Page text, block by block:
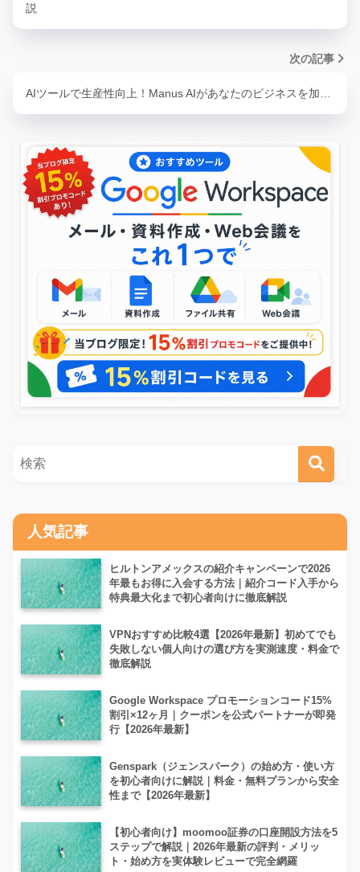
説
次の記事
AIツールで生産性向上！Manus AIがあなたのビジネスを加…
人気記事
ヒルトンアメックスの紹介キャンペーンで2026
年最もお得に入会する方法｜紹介コード入手から
特典最大化まで初心者向けに徹底解説
VPNおすすめ比較4選【2026年最新】初めてでも
失敗しない個人向けの選び方を実測速度・料金で
徹底解説
Google Workspace プロモーションコード15%
割引×12ヶ月｜クーポンを公式パートナーが即発
行【2026年最新】
Genspark（ジェンスパーク）の始め方・使い方
を初心者向けに解説｜料金・無料プランから安全
性まで【2026年最新】
【初心者向け】moomoo証券の口座開設方法を5
ステップで解説｜2026年最新の評判・メリッ
ト・始め方を実体験レビューで完全網羅